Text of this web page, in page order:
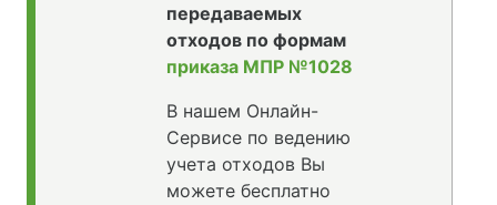
передаваемых
отходов по формам
приказа МПР №1028
В нашем Онлайн-
Сервисе по ведению
учета отходов Вы
можете бесплатно